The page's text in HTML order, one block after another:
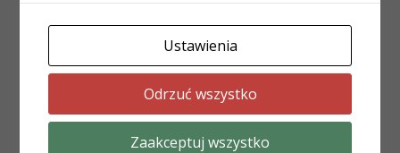
kontrakty futures?
Kontrakty futures można zawierać na dwa
sposoby. Pierwszym z nich jest zakup lub
sprzedaż kontraktu terminowego na giełdzie.
Drugim bezpośrednia umowa pomiędzy dwoma
Ustawienia
Odrzuć wszystko
Zaakceptuj wszystko